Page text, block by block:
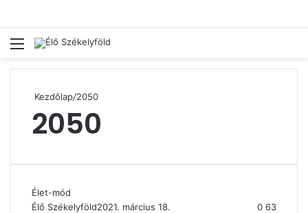
Menü
Kezdőlap/2050
2050
Élet-mód
Élő Székelyföld2021. március 18. 0 63